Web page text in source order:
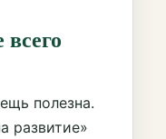
полезна.
развитие»